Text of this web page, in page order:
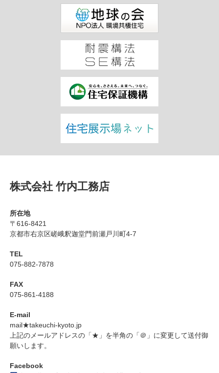
株式会社 竹内工務店
所在地
〒616-8421
京都市右京区嵯峨釈迦堂門前瀬戸川町4-7
TEL
075-882-7878
FAX
075-861-4188
E-mail
mail★takeuchi-kyoto.jp
上記のメールアドレスの「★」を半角の「＠」に変更して送付御
願いします。
Facebook